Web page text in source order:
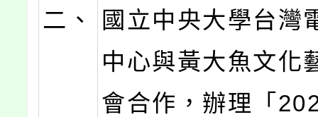
二、
國立中央大學台灣
中心與黃大魚文化
會合作，辦理「